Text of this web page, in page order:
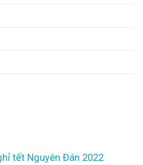
tết Nguyên Đán 2022